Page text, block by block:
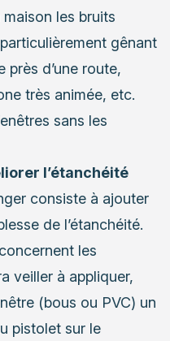
les bruits
gênant
près d’une route,
très animée, etc.
sans les
l’étanchéité
consiste à ajouter
de l’étanchéité.
les
veiller à appliquer,
(bous ou PVC) un
pistolet sur le